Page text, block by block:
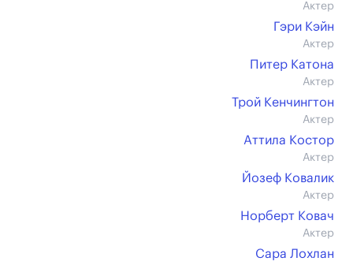
Актер
Гэри Кэйн
Актер
Питер Катона
Актер
Трой Кенчингтон
Актер
Аттила Костор
Актер
Йозеф Ковалик
Актер
Норберт Ковач
Актер
Сара Лохлан